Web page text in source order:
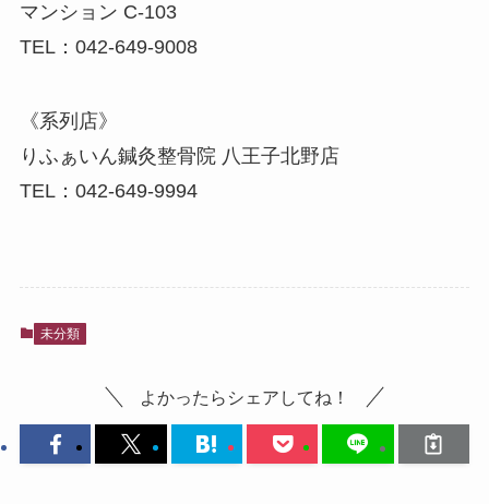
マンション C-103
TEL：042-649-9008
《系列店》
りふぁいん鍼灸整骨院 八王子北野店
TEL：042-649-9994
未分類
よかったらシェアしてね！